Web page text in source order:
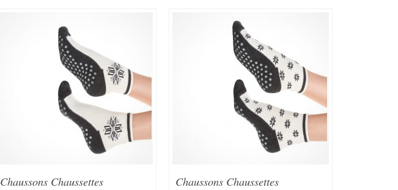
Chaussons Chaussettes
Chaussons Chaussettes